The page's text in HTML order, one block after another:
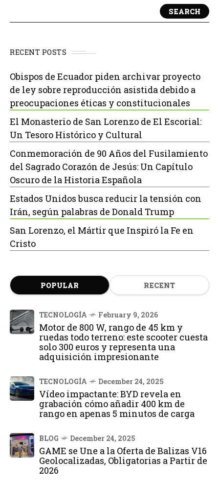
SEARCH
RECENT POSTS
Obispos de Ecuador piden archivar proyecto
de ley sobre reproducción asistida debido a
preocupaciones éticas y constitucionales
El Monasterio de San Lorenzo de El Escorial:
Un Tesoro Histórico y Cultural
Conmemoración de 90 Años del Fusilamiento
del Sagrado Corazón de Jesús: Un Capítulo
Oscuro de la Historia Española
Estados Unidos busca reducir la tensión con
Irán, según palabras de Donald Trump
San Lorenzo, el Mártir que Inspiró la Fe en
Cristo
POPULAR RECENT
TECNOLOGÍA February 9, 2026
Motor de 800 W, rango de 45 km y
ruedas todo terreno: este scooter cuesta
solo 300 euros y representa una
adquisición impresionante
TECNOLOGÍA December 24, 2025
Vídeo impactante: BYD revela en
grabación cómo añadir 400 km de
rango en apenas 5 minutos de carga
BLOG December 24, 2025
GAME se Une a la Oferta de Balizas V16
Geolocalizadas, Obligatorias a Partir de
2026